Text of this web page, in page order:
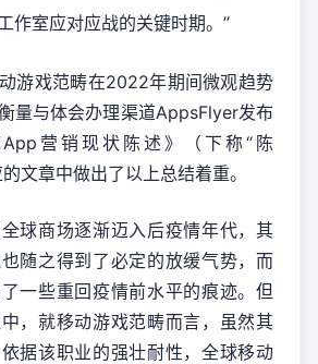
作室应对应战的关键时期。”
游戏范畴在2022年期间微观趋势
量与体会办理渠道AppsFlyer发布
营销现状陈述》（下称“陈
文章中做出了以上总结着重。
球商场逐渐迈入后疫情年代，其
随之得到了必定的放缓气势，而
一些重回疫情前水平的痕迹。但
，就移动游戏范畴而言，虽然其
据该职业的强壮耐性，全球移动